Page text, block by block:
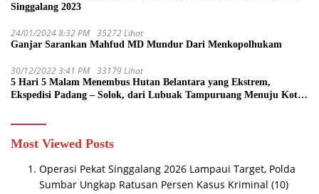
Singgalang 2023
24/01/2024 8:32 PM 35272 Lihat
Ganjar Sarankan Mahfud MD Mundur Dari Menkopolhukam
30/12/2022 3:41 PM 33179 Lihat
5 Hari 5 Malam Menembus Hutan Belantara yang Ekstrem,
Ekspedisi Padang – Solok, dari Lubuak Tampuruang Menuju Koto
Most Viewed Posts
Operasi Pekat Singgalang 2026 Lampaui Target, Polda
Sumbar Ungkap Ratusan Persen Kasus Kriminal (10)